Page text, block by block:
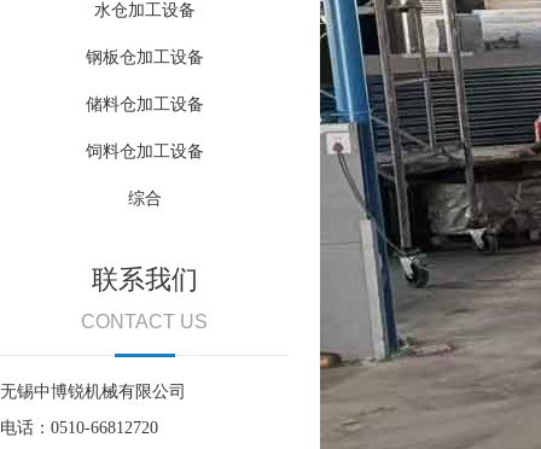
水仓加工设备
钢板仓加工设备
储料仓加工设备
饲料仓加工设备
综合
联系我们
CONTACT US
无锡中博锐机械有限公司
电话：0510-66812720